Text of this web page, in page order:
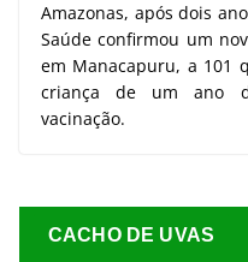
Amazonas, após dois
Saúde confirmou um
em Manacapuru, a 101
criança de um ano
vacinação.
CACHO DE UVAS